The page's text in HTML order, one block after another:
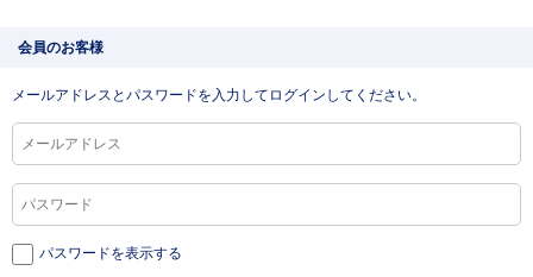
会員のお客様
メールアドレスとパスワードを入力してログインしてください。
パスワードを表示する